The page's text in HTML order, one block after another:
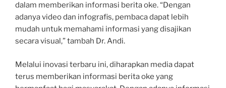
dalam memberikan informasi berita oke. “Dengan
adanya video dan infografis, pembaca dapat lebih
mudah untuk memahami informasi yang disajikan
secara visual,” tambah Dr. Andi.
Melalui inovasi terbaru ini, diharapkan media dapat
terus memberikan informasi berita oke yang